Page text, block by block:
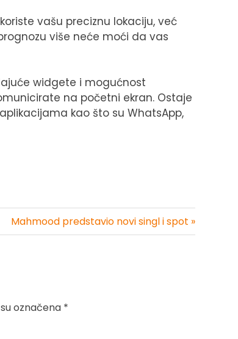
vašu preciznu lokaciju, već
više neće moći da vas
widgete i mogućnost
na početni ekran. Ostaje
kao što su WhatsApp,
Mahmood predstavio novi singl i spot »
označena *